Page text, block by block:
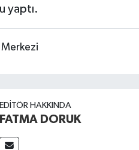
yaptı.
Merkezi
EDITÖR HAKKINDA
FATMA DORUK